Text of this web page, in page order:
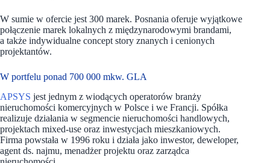
W sumie w ofercie jest 300 marek. Posnania oferuje wyjątkowe
połączenie marek lokalnych z międzynarodowymi brandami,
a także indywidualne concept story znanych i cenionych
projektantów.
W portfelu ponad 700 000 mkw. GLA
APSYS jest jednym z wiodących operatorów branży
nieruchomości komercyjnych w Polsce i we Francji. Spółka
realizuje działania w segmencie nieruchomości handlowych,
projektach mixed-use oraz inwestycjach mieszkaniowych.
Firma powstała w 1996 roku i działa jako inwestor, deweloper,
agent ds. najmu, menadżer projektu oraz zarządca